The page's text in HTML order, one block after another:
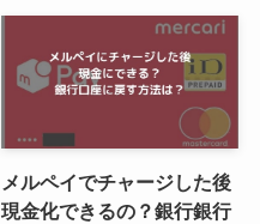
メルペイでチャージした後
現金化できるの？銀行銀行